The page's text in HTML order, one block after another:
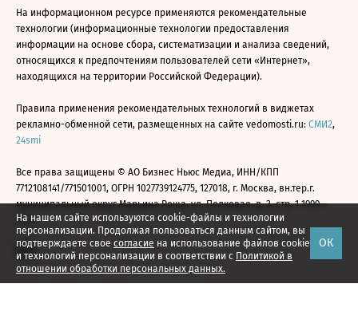
На нашем сайте используются cookie-файлы и технологии
персонализации. Продолжая пользоваться данным сайтом, вы
подтверждаете свое согласие на использование файлов cookie
и технологий персонализации в соответствии с Политикой в
отношении обработки персональных данных.
ОК
На информационном ресурсе применяются рекомендательные
технологии (информационные технологии предоставления
информации на основе сбора, систематизации и анализа сведений,
относящихся к предпочтениям пользователей сети «Интернет»,
находящихся на территории Российской Федерации).
Правила применения рекомендательных технологий в виджетах
рекламно-обменной сети, размещенных на сайте vedomosti.ru: СМИ2,
24smi
Все права защищены © АО Бизнес Ньюс Медиа, ИНН/КПП
7712108141/771501001, ОГРН 1027739124775, 127018, г. Москва, вн.тер.г.
муниципальный округ Марьина Роща, ул. Полковая, д. 3, стр. 1 1999—
2026